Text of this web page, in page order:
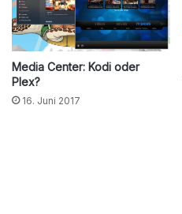
Media Center: Kodi oder
Plex?
16. Juni 2017